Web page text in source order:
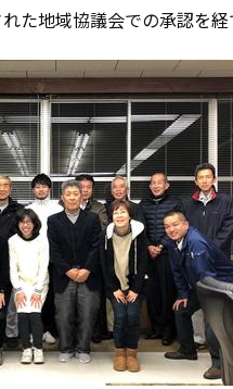
た地域協議会での承認を経